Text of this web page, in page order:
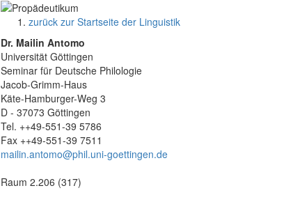
zurück zur Startseite der Linguistik
Dr. Mailin Antomo
Universität Göttingen
Seminar für Deutsche Philologie
Jacob-Grimm-Haus
Käte-Hamburger-Weg 3
D - 37073 Göttingen
Tel. ++49-551-39 5786
Fax ++49-551-39 7511
mailin.antomo@phil.uni-goettingen.de
Raum 2.206 (317)